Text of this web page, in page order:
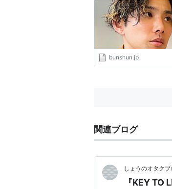
名・顔出しで告白 | 文春
ライン
bunshun.jp
関連ブログ
しょうのオタクブ
『KEY TO